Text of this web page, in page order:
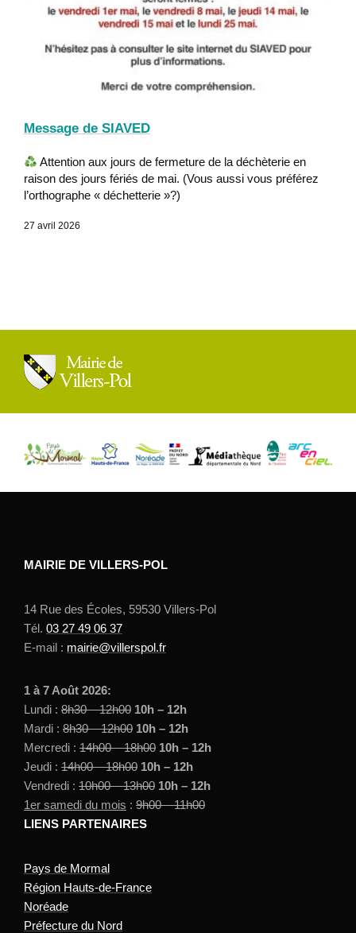
Message de SIAVED
Attention aux jours de fermeture de la déchèterie en
raison des jours fériés de mai. (Vous aussi vous préférez
l’orthographe « déchetterie »?)
27 avril 2026
MAIRIE DE VILLERS-POL
14 Rue des Écoles, 59530 Villers-Pol
Tél. 03 27 49 06 37
E-mail : mairie@villerspol.fr
1 à 7 Août 2026:
Lundi : 8h30 – 12h00 10h – 12h
Mardi : 8h30 – 12h00 10h – 12h
Mercredi : 14h00 – 18h00 10h – 12h
Jeudi : 14h00 – 18h00 10h – 12h
Vendredi : 10h00 – 13h00 10h – 12h
1er samedi du mois : 9h00 – 11h00
LIENS PARTENAIRES
Pays de Mormal
Région Hauts-de-France
Noréade
Préfecture du Nord